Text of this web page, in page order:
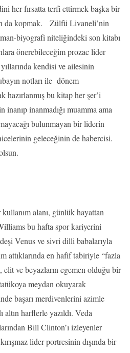
her fırsatta terfi ettirmek başka bir
da kopmak. Zülfü Livaneli’nin
biyografi niteliğindeki son kitabı
önerebileceğim prozac lider
kendisi ve ailesinin
notları ile dönem
hazırlanmış bu kitap her şer’i
inanmadığı muamma ama
bulunmayan bir liderin
geleceğinin de habercisi.
alanı, günlük hayattan
bu hafta spor kariyerini
Venus ve sivri dilli babalarıyla
attıklarında en hafif tabiriyle “fazla
elit ve beyazların egemen olduğu bir
meydan okuyarak
başarı merdivenlerini azimle
altın harflerle yazıldı. Veda
Bill Clinton’ı izleyenler
lider portresinin dışında bir